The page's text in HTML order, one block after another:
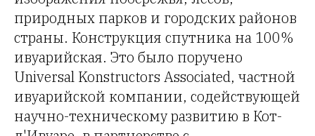
природных парков и городских районов
страны. Конструкция спутника на 100%
ивуарийская. Это было поручено
Universal Konstructors Associated, частной
ивуарийской компании, содействующей
научно-техническому развитию в Кот-